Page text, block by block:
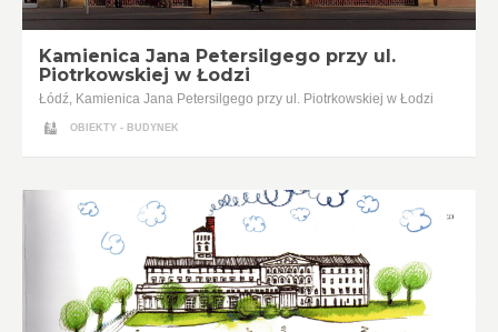
Kamienica Jana Petersilgego przy ul.
Piotrkowskiej w Łodzi
Łódź, Kamienica Jana Petersilgego przy ul. Piotrkowskiej w Łodzi
OBIEKTY - BUDYNEK